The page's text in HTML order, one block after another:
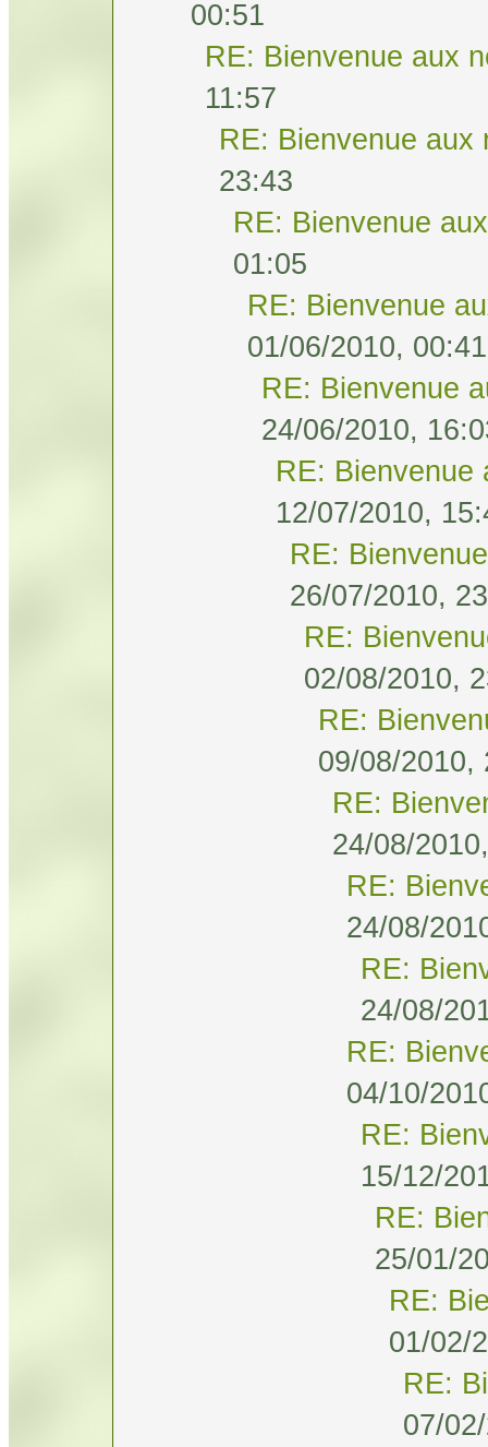
00:51
RE: Bienvenue aux
11:57
RE: Bienvenue aux
23:43
RE: Bienvenue
01:05
RE: Bienvenue
01/06/2010, 00:41
RE: Bienvenue
24/06/2010,
RE: Bienvenue
12/07/2010,
RE:
26/07/2010,
RE:
02/08/2010,
RE:
09/08/2010,
RE:
24/08/
RE:
24/08/
RE:
24/08/
RE:
04/10/
RE:
15/12/
RE:
25/01/
RE:
01/02/
RE:
07/